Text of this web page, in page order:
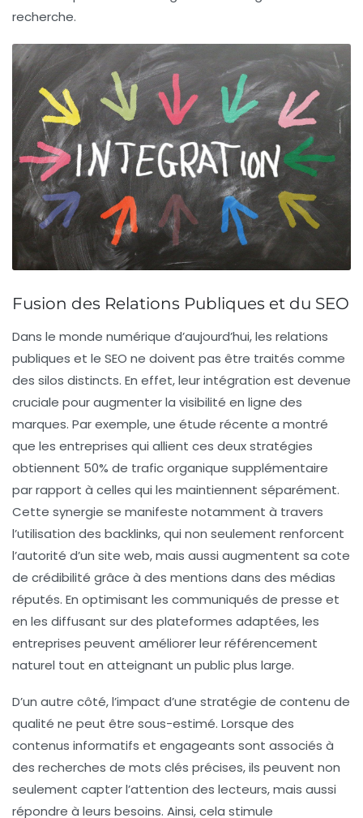
recherche.
Fusion des Relations Publiques et du SEO
Dans le monde numérique d’aujourd’hui, les relations
publiques et le SEO ne doivent pas être traités comme
des silos distincts. En effet, leur intégration est devenue
cruciale pour augmenter la visibilité en ligne des
marques. Par exemple, une étude récente a montré
que les entreprises qui allient ces deux stratégies
obtiennent 50% de trafic organique supplémentaire
par rapport à celles qui les maintiennent séparément.
Cette synergie se manifeste notamment à travers
l’utilisation des backlinks, qui non seulement renforcent
l’autorité d’un site web, mais aussi augmentent sa cote
de crédibilité grâce à des mentions dans des médias
réputés. En optimisant les communiqués de presse et
en les diffusant sur des plateformes adaptées, les
entreprises peuvent améliorer leurréférencement
naturel tout en atteignant un public plus large.
D’un autre côté, l’impact d’une stratégie de contenu de
qualité ne peut être sous-estimé. Lorsque des
contenus informatifs et engageants sont associés à
des recherches de mots clés précises, ils peuvent non
seulement capter l’attention des lecteurs, mais aussi
répondre à leurs besoins. Ainsi, cela stimule